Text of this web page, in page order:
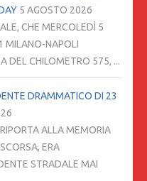
5 AGOSTO 2026
CHE MERCOLEDÌ 5
MILANO-NAPOLI
DEL CHILOMETRO 575, ...
DRAMMATICO DI 23
ALLA MEMORIA
ERA
STRADALE MAI